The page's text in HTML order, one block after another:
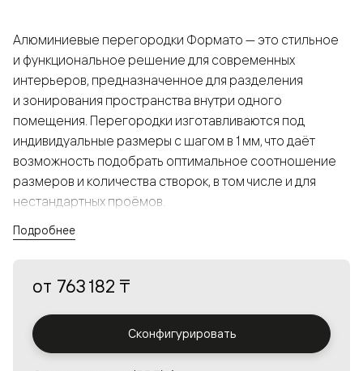
Алюминиевые перегородки Формато — это стильное
и функциональное решение для современных
интерьеров, предназначенное для разделения
и зонирования пространства внутри одного
помещения. Перегородки изготавливаются под
индивидуальные размеры с шагом в 1 мм, что даёт
возможность подобрать оптимальное соотношение
размеров и количества створок, в том числе и для
нестандартных проёмов.
а большой выбор вставок из стекла с различными
решения в интерьере и варьировать освещённость.
Подробнее
от 763 182 ₸
Сконфигурировать